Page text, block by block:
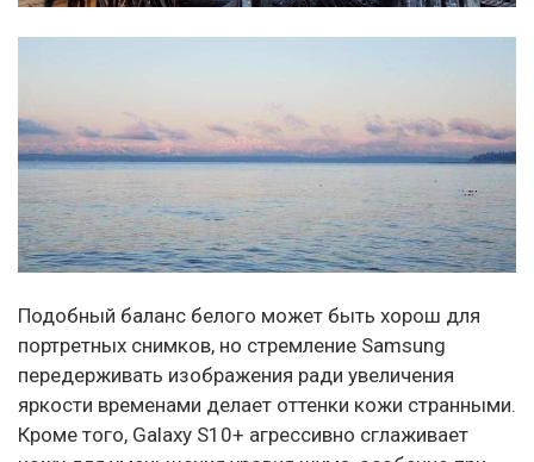
Подобный баланс белого может быть хорош для
портретных снимков, но стремление Samsung
передерживать изображения ради увеличения
яркости временами делает оттенки кожи странными.
Кроме того, Galaxy S10+ агрессивно сглаживает